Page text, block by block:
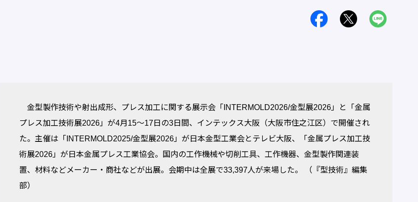
金型製作技術や射出成形、プレス加工に関する展示会「INTERMOLD2026/金型展2026」と「金属
プレス加工技術展2026」が4月15～17日の3日間、インテックス大阪（大阪市住之江区）で開催され
た。主催は「INTERMOLD2025/金型展2026」が日本金型工業会とテレビ大阪、「金属プレス加工技
術展2026」が日本金属プレス工業協会。国内の工作機械や切削工具、工作機器、金型製作関連装
置、材料などメーカー・商社などが出展。会期中は全展で33,397人が来場した。 （『型技術』編集
部）